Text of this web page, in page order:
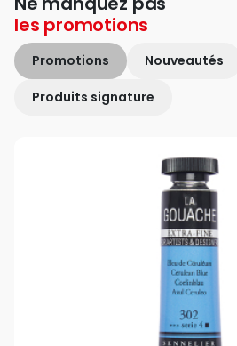
les promotions
Promotions Nouveautés
Produits signature